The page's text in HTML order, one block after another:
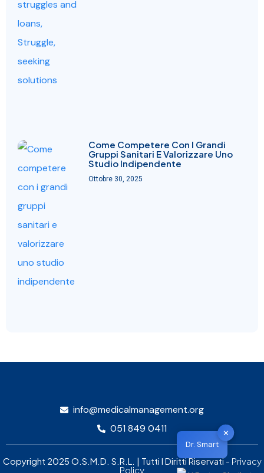
Come Competere Con I Grandi
Gruppi Sanitari E Valorizzare Uno
Studio Indipendente
Ottobre 30, 2025
info@medicalmanagement.org
051 849 0411
Copyright 2025 O.S.M.D. S.R.L. | Tutti I Diritti Riservati - Privacy
Policy
✕
Dr. Smart